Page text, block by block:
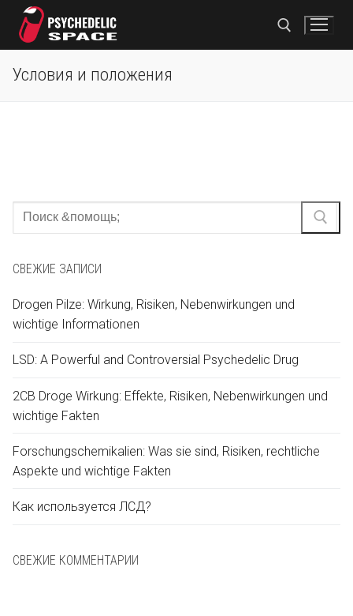
Перейти
содержимому
Магазин
MDMA
LSD
Кетамин
Исследовательские химикаты
العربية
简体中文
Условия и положения
Найти:
СВЕЖИЕ ЗАПИСИ
Drogen Pilze: Wirkung, Risiken, Nebenwirkungen und
wichtige Informationen
LSD: A Powerful and Controversial Psychedelic Drug
2CB Droge Wirkung: Effekte, Risiken, Nebenwirkungen und
wichtige Fakten
Forschungschemikalien: Was sie sind, Risiken, rechtliche
Aspekte und wichtige Fakten
Как используется ЛСД?
СВЕЖИЕ КОММЕНТАРИИ